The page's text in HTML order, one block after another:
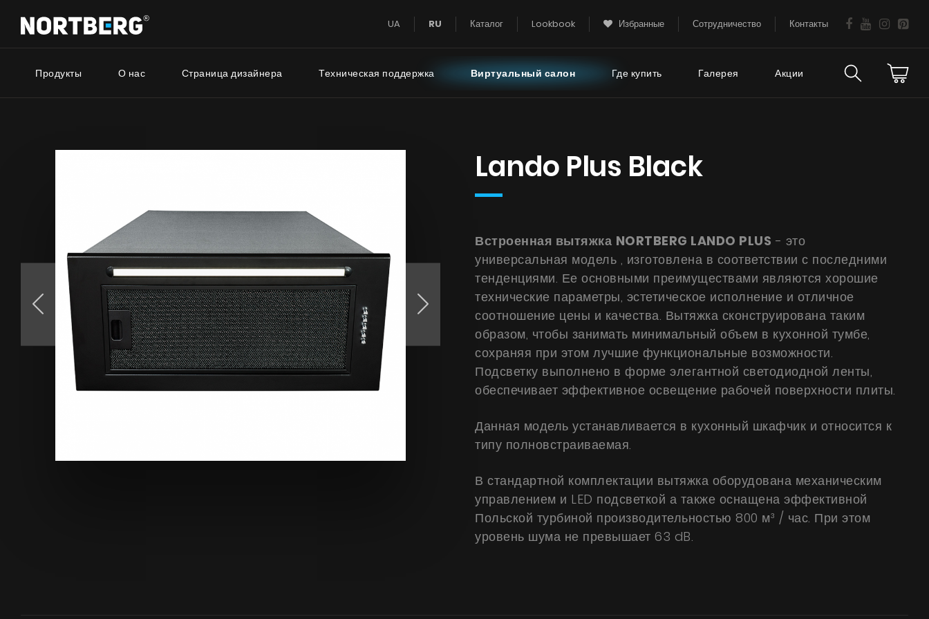
UA RU Каталог Lookbook Избранные Сотрудничество Контакты
Продукты
Вытяжки Островные
Вытяжки Потолочные
Вытяжки Цилиндрические
Вытяжки Декоративные
Вытяжки Полновстраиваемые
Вытяжки Телескопические
Вытяжки Интегрированные
Аксессуары
Образцы цветов
Nortberg Тихая Кухня
Вытяжки с турбиной за пределами
кухнонной комнаты
О нас Страница дизайнера Техническая поддержка
УВИДЕТЬ ВСЕ УВИДЕТЬ ВСЕ
вопросы
УВИДЕТЬ ВСЕ
Советы
Сервис
Инструкции
Виртуальный салон Где купить Галерея Акции
Lando Plus Black
Встроенная вытяжка NORTBERG LANDO PLUS - это
универсальная модель , изготовлена ​​в соответствии с последними
тенденциями. Ее основными преимуществами являются хорошие
технические параметры, эстетическое исполнение и отличное
соотношение цены и качества. Вытяжка сконструирована таким
образом, чтобы занимать минимальный объем в кухонной тумбе,
сохраняя при этом лучшие функциональные возможности.
Подсветку выполнено в форме элегантной светодиодной ленты,
обеспечивает эффективное освещение рабочей поверхности плиты.
Данная модель устанавливается в кухонный шкафчик и относится к
типу полновстраиваемая.
В стандартной комплектации вытяжка оборудована механическим
управлением и LED подсветкой а также оснащена эффективной
Польской турбиной производительностью 800 м³ / час. При этом
уровень шума не превышает 63 dB.